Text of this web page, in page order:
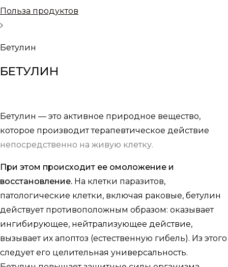
Польза продуктов
Бетулин
БЕТУЛИН
Бетулин — это активное природное вещество,
которое производит терапевтическое действие
непосредственно на живую клетку.
При этом происходит ее омоложение и
восстановление. На клетки паразитов,
патологические клетки, включая раковые, бетулин
действует противоположным образом: оказывает
ингибирующее, нейтрализующее действие,
вызывает их апоптоз (естественную гибель). Из этого
следует его целительная универсальность.